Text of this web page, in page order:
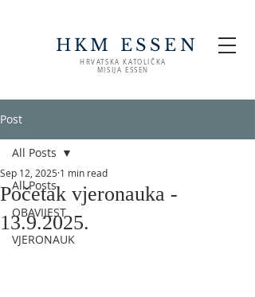
HKM ESSEN
HRVATSKA KATOLIČKA
MISIJA ESSEN
Post
All Posts
OBAVIJEST
VJERONAUK
All Posts
Početak vjeronauka -
13.9.2025.
Sep 12, 2025 1 min read